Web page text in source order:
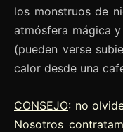
los monstruos de
atmósfera mágica
(pueden verse
calor desde una
CONSEJO: no
Nosotros